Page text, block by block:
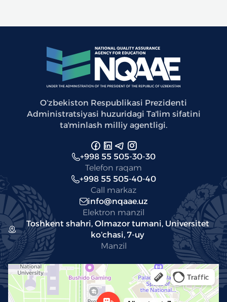
Oʻzbekiston Respublikasi Prezidenti
Administratsiyasi huzuridagi Taʼlim sifatini
taʼminlash milliy agentligi.
+998 55 505-30-30
Telefon raqam
+998 55 505-40-40
Call markaz
info@nqaae.uz
Elektron manzil
Toshkent shahri, Olmazor tumani, Universitet
koʻchasi, 7-uy
Manzil